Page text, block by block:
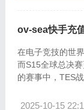
ov-sea快手充
在电子竞技的世
而S15全球总决
的赛事中，TES
通过ov-sea快手
2025-10-15